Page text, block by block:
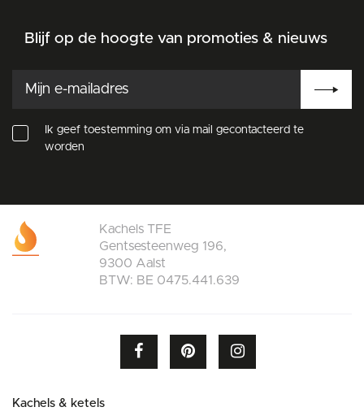
Blijf op de hoogte van promoties & nieuws
Ik geef toestemming om via mail gecontacteerd te
worden
Kachels & ketels
Kachels TFE
Gentsesteenweg 196,
9300 Aalst
BTW: BE 0475.441.639